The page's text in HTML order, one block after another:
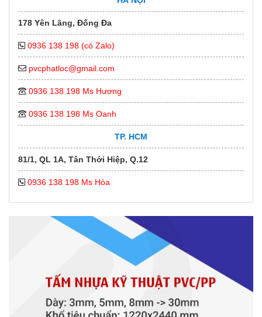
178 Yên Lãng, Đống Đa
0936 138 198 (có Zalo)
pvcphatloc@gmail.com
0936 138 198 Ms Hương
0936 138 198 Ms Oanh
TP. HCM
81/1, QL 1A, Tân Thới Hiệp, Q.12
0936 138 198 Ms Hòa